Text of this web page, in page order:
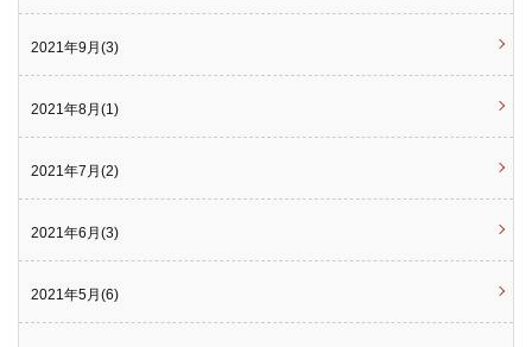
2021年9月(3)
2021年8月(1)
2021年7月(2)
2021年6月(3)
2021年5月(6)